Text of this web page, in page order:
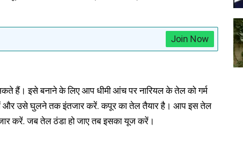
Join Now
हैं। इसे बनाने के लिए आप धीमी आंच पर नारियल के तेल को गर्म
उसे घुलने तक इंतजार करें. कपूर का तेल तैयार है। आप इस तेल
करें. जब तेल ठंडा हो जाए तब इसका यूज करें।